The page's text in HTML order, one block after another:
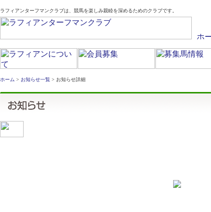
ラフィアンターフマンクラブは、競馬を楽しみ親睦を深めるためのクラブです。
ホーム > お知らせ一覧 > お知らせ詳細